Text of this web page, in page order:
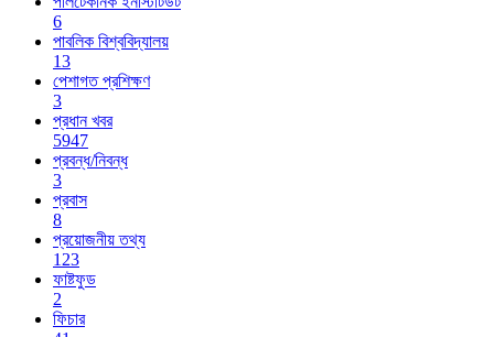
6
পাবলিক বিশ্ববিদ্যালয়
13
পেশাগত প্রশিক্ষণ
3
প্রধান খবর
5947
প্রবন্ধ/নিবন্ধ
3
প্রবাস
8
প্রয়োজনীয় তথ্য
123
ফাষ্টফুড
2
ফিচার